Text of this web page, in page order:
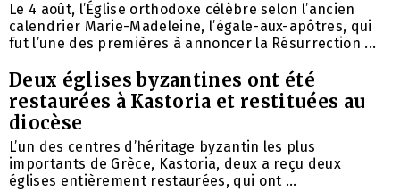
Le 4 août, l’Église orthodoxe célèbre selon l’ancien
calendrier Marie-Madeleine, l’égale-aux-apôtres, qui
fut l’une des premières à annoncer la Résurrection ...
Deux églises byzantines ont été
restaurées à Kastoria et restituées au
diocèse
L’un des centres d’héritage byzantin les plus
importants de Grèce, Kastoria, deux a reçu deux
églises entièrement restaurées, qui ont ...